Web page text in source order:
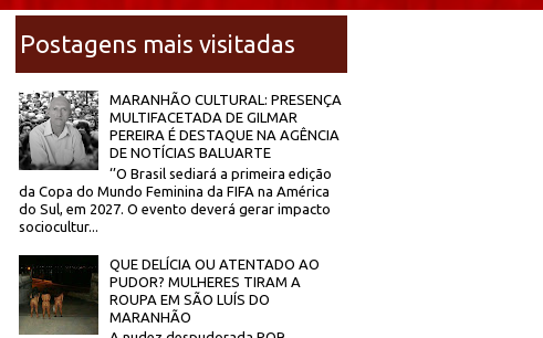
Postagens mais visitadas
MARANHÃO CULTURAL: PRESENÇA
MULTIFACETADA DE GILMAR
PEREIRA É DESTAQUE NA AGÊNCIA
DE NOTÍCIAS BALUARTE
‘’O Brasil sediará a primeira edição
da Copa do Mundo Feminina da FIFA na América
do Sul, em 2027. O evento deverá gerar impacto
sociocultur...
QUE DELÍCIA OU ATENTADO AO
PUDOR? MULHERES TIRAM A
ROUPA EM SÃO LUÍS DO
MARANHÃO